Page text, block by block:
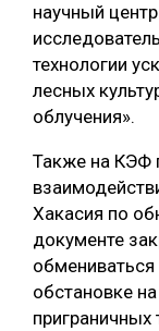
МЕБЕЛЬНОЕ
научный
технологии
лесных
облучения».
Также на КЭФ
Хакасия по
документе
обстановке
приграничных